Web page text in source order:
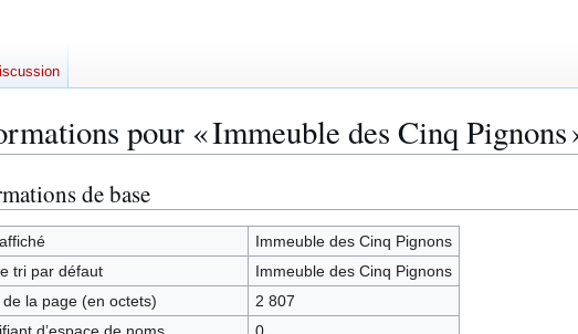
pour « Immeuble des Cinq Pignons
de base
Immeuble des Cinq Pignons
tri par défaut
Immeuble des Cinq Pignons
de la page (en octets)
2 807